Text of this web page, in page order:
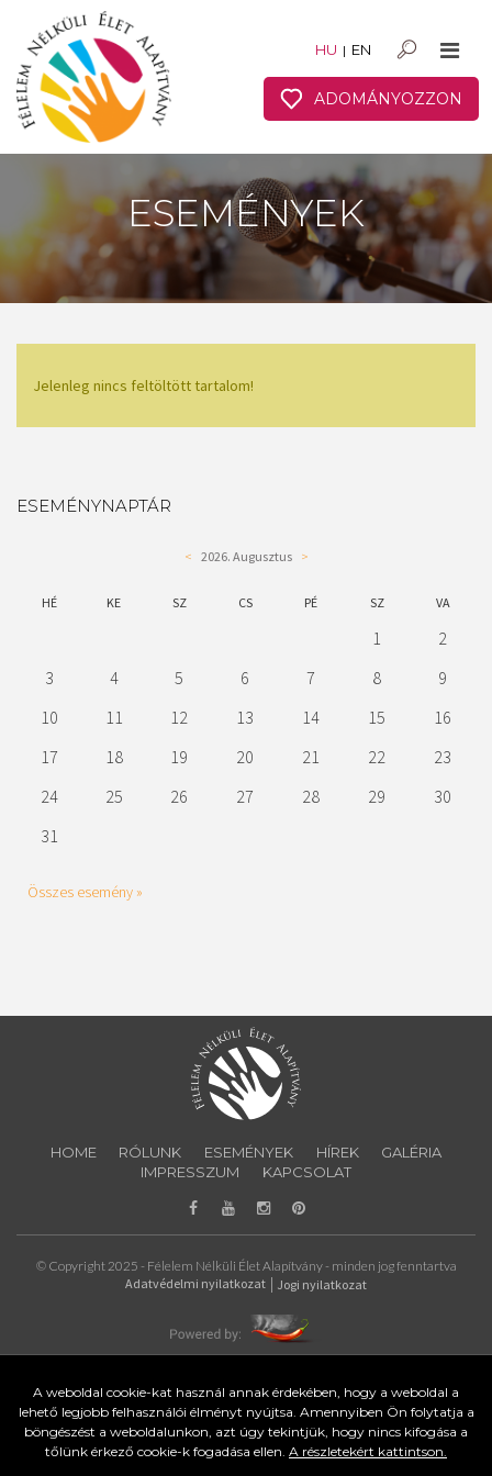
ADOMÁNYOZZON
HU | EN
ESEMÉNYEK
Jelenleg nincs feltöltött tartalom!
ESEMÉNYNAPTÁR
< 2026. Augusztus >
HÉ KE SZ CS PÉ SZ VA
1
2
3
4 5 6 7 8
9
10
11 12 13 14 15
16
17
18 19 20 21 22
23
24
25 26 27 28 29
30
31
Összes esemény »
HOME RÓLUNK ESEMÉNYEK HÍREK
GALÉRIA
IMPRESSZUM
KAPCSOLAT
© Copyright 2025 - Félelem Nélküli Élet Alapítvány - minden jog fenntartva
Adatvédelmi nyilatkozat
Jogi nyilatkozat
A weboldal cookie-kat használ annak érdekében, hogy a weboldal a
lehető legjobb felhasználói élményt nyújtsa. Amennyiben Ön folytatja a
böngészést a weboldalunkon, azt úgy tekintjük, hogy nincs kifogása a
tőlünk érkező cookie-k fogadása ellen. A részletekért kattintson.